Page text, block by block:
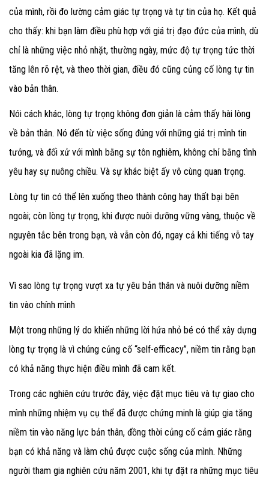
của mình, rồi đo lường cảm giác tự trọng và tự tin của họ. Kết quả
cho thấy: khi bạn làm điều phù hợp với giá trị đạo đức của mình, dù
chỉ là những việc nhỏ nhặt, thường ngày, mức độ tự trọng tức thời
tăng lên rõ rệt, và theo thời gian, điều đó cũng củng cố lòng tự tin
vào bản thân.
Nói cách khác, lòng tự trọng không đơn giản là cảm thấy hài lòng
về bản thân. Nó đến từ việc sống đúng với những giá trị mình tin
tưởng, và đối xử với mình bằng sự tôn nghiêm, không chỉ bằng tình
yêu hay sự nuông chiều. Và sự khác biệt ấy vô cùng quan trọng.
Lòng tự tin có thể lên xuống theo thành công hay thất bại bên
ngoài; còn lòng tự trọng, khi được nuôi dưỡng vững vàng, thuộc về
nguyên tắc bên trong bạn, và vẫn còn đó, ngay cả khi tiếng vỗ tay
ngoài kia đã lặng im.
Vì sao lòng tự trọng vượt xa tự yêu bản thân và nuôi dưỡng niềm
tin vào chính mình
Một trong những lý do khiến những lời hứa nhỏ bé có thể xây dựng
lòng tự trọng là vì chúng củng cố “self-efficacy”, niềm tin rằng bạn
có khả năng thực hiện điều mình đã cam kết.
Trong các nghiên cứu trước đây, việc đặt mục tiêu và tự giao cho
mình những nhiệm vụ cụ thể đã được chứng minh là giúp gia tăng
niềm tin vào năng lực bản thân, đồng thời củng cố cảm giác rằng
bạn có khả năng và làm chủ được cuộc sống của mình. Những
người tham gia nghiên cứu năm 2001, khi tự đặt ra những mục tiêu